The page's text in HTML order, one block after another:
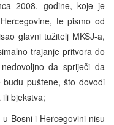
2008. godine, koje je
te pismo od
glavni tužitelj MKSJ-a,
trajanje pritvora do
da spriječi da
puštene, što dovodi
bjekstva;
Bosni i Hercegovini nisu